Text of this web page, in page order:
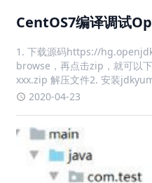
CentOS7编译调试
1. 下载源码https://
browse，再点击zip，就可以
xxx.zip 解压文件2. 安装
-y3. 运行con
2020-04-23